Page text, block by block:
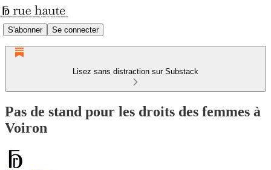
S'abonner Se connecter
Lisez sans distraction sur Substack
Pas de stand pour les droits des femmes à
Voiron